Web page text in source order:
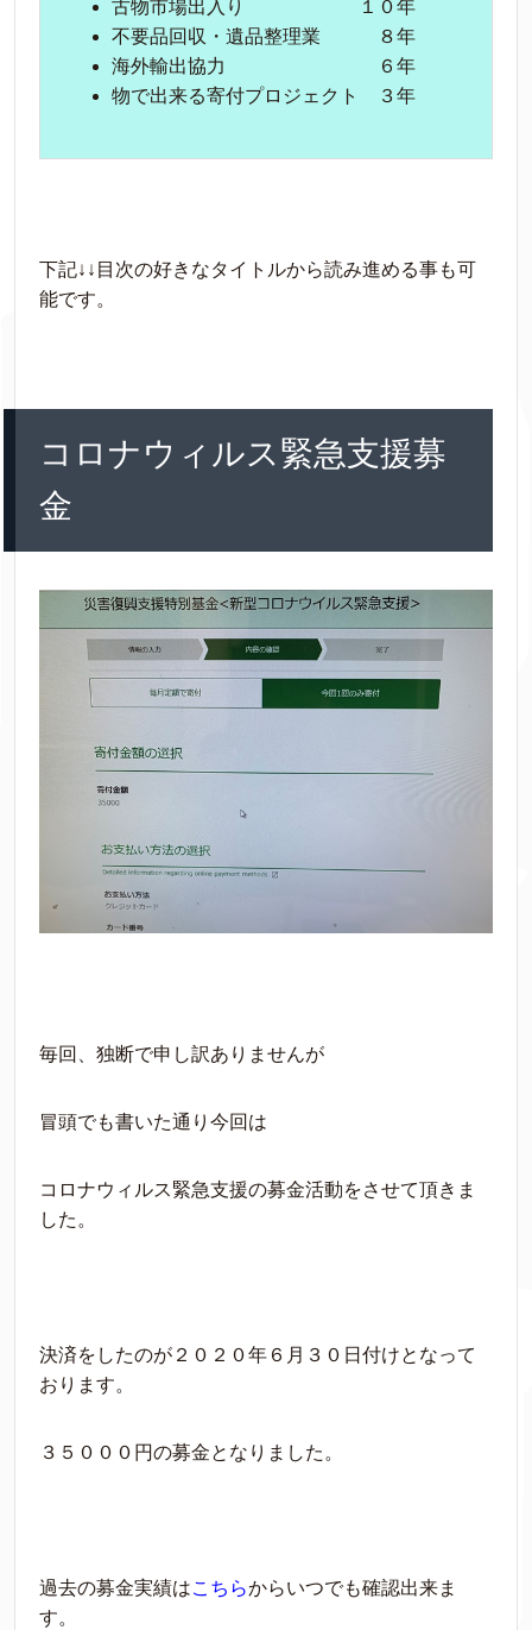
古物市場出入り １０年
不要品回収・遺品整理業 ８年
海外輸出協力 ６年
物で出来る寄付プロジェクト ３年
下記↓↓目次の好きなタイトルから読み進める事も可
能です。
コロナウィルス緊急支援募
金
毎回、独断で申し訳ありませんが
冒頭でも書いた通り今回は
コロナウィルス緊急支援の募金活動をさせて頂きま
した。
決済をしたのが２０２０年６月３０日付けとなって
おります。
３５０００円の募金となりました。
過去の募金実績はこちらからいつでも確認出来ま
す。